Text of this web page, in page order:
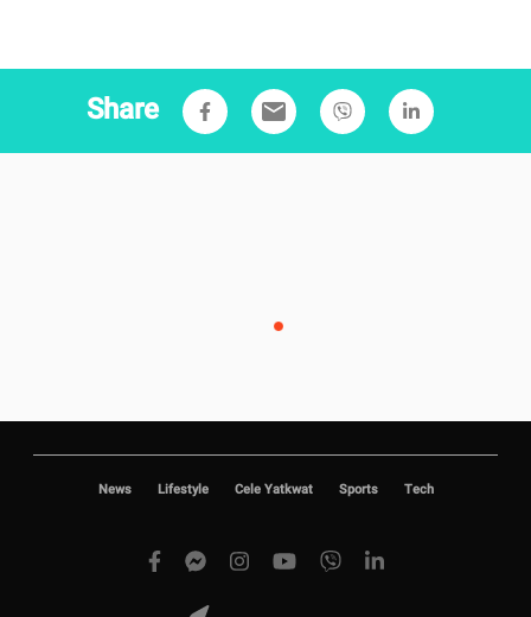
Share email
News Lifestyle Cele Yatkwat Sports Tech